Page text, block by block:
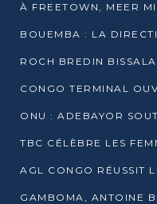
ONU : ADEBAYOR